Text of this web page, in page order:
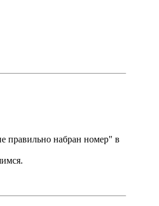
правильно набран номер" в